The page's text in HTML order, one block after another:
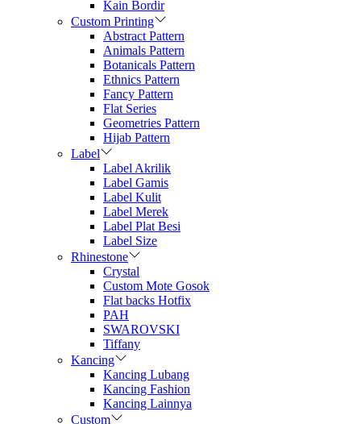
Kain Bordir
Custom Printing
Abstract Pattern
Animals Pattern
Botanicals Pattern
Ethnics Pattern
Fancy Pattern
Flat Series
Geometries Pattern
Hijab Pattern
Label
Label Akrilik
Label Gamis
Label Kulit
Label Merek
Label Plat Besi
Label Size
Rhinestone
Crystal
Custom Mote Gosok
Flat backs Hotfix
PAH
SWAROVSKI
Tiffany
Kancing
Kancing Lubang
Kancing Fashion
Kancing Lainnya
Custom